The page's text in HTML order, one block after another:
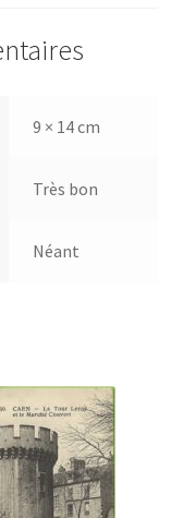
9 × 14 cm
Très bon
Néant